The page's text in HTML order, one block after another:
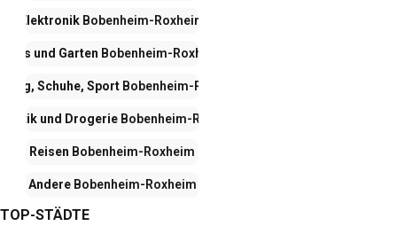
ElektronikBobenheim-Roxheim
Haus und Garten Bobenheim-Roxheim
Schuhe, Sport Bobenheim-Roxheim
und Drogerie Bobenheim-Roxheim
Reisen Bobenheim-Roxheim
AndereBobenheim-Roxheim
TOP-STÄDTE